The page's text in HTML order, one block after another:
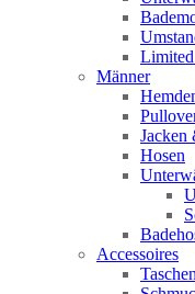
Männer
Jacken
Hosen
Accessoires
Taschen